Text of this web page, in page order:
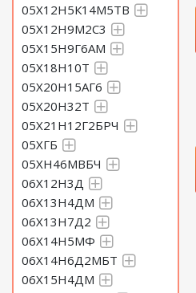
05Х12Н5К14М5ТВ
05Х12Н9М2С3
05Х15Н9Г6АМ
05Х18Н10Т
05Х20Н15АГ6
05Х20Н32Т
05Х21Н12Г2БРЧ
05ХГБ
05ХН46МВБЧ
06Х12Н3Д
06Х13Н4ДМ
06Х13Н7Д2
06Х14Н5МФ
06Х14Н6Д2МБТ
06Х15Н4ДМ